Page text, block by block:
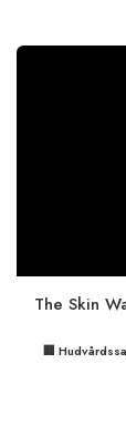
The Skin
🏢